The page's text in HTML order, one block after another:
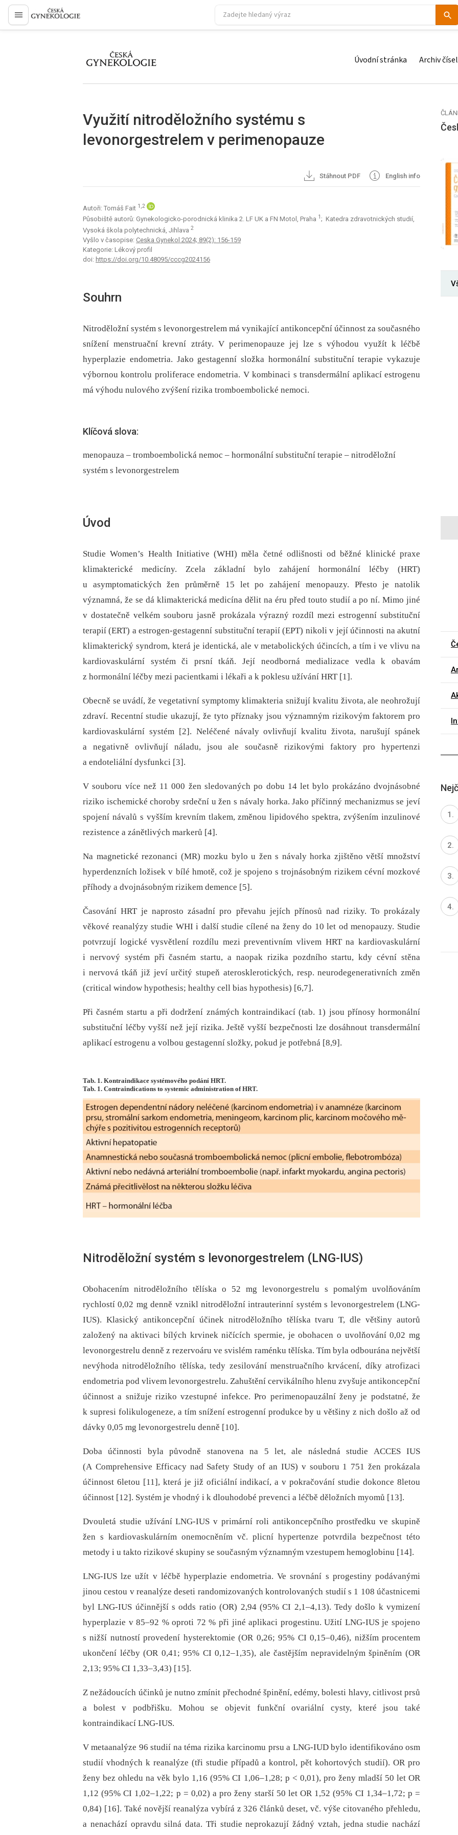
proLékaře.cz
proLékaře.cz Úvodní stránka Archiv čísel
Využití nitroděložního systému s
levonorgestrelem v perimenopauze
Stáhnout PDF English info
Autoři: Tomáš Fait 1,2
Působiště autorů: Gynekologicko-porodnická klinika 2. LF UK a FN Motol, Praha 1 ; Katedra zdravotnických studií,
Vysoká škola polytechnická, Jihlava 2
Vyšlo v časopise: Ceska Gynekol 2024; 89(2): 156-159
Kategorie: Lékový profil
doi: https://doi.org/10.48095/cccg2024156
Souhrn
Nitroděložní systém s levonorgestrelem má vynikající antikoncepční účinnost za současného
snížení menstruační krevní ztráty. V perimenopauze jej lze s výhodou využít k léčbě
hyperplazie endometria. Jako gestagenní složka hormonální substituční terapie vykazuje
výbornou kontrolu proliferace endometria. V kombinaci s transdermální aplikací estrogenu
má výhodu nulového zvýšení rizika tromboembolické nemoci.
Klíčová slova:
menopauza – tromboembolická nemoc – hormonální substituční terapie – nitroděložní
systém s levonorgestrelem
Úvod
Studie Women’s Health Initiative (WHI) měla četné odlišnosti od běžné klinické praxe
klimakterické medicíny. Zcela základní bylo zahájení hormonální léčby (HRT)
u asymptomatických žen průměrně 15 let po zahájení menopauzy. Přesto je natolik
významná, že se dá klimakterická medicína dělit na éru před touto studií a po ní. Mimo jiné
v dostatečně velkém souboru jasně prokázala výrazný rozdíl mezi estrogenní substituční
terapií (ERT) a estrogen-gestagenní substituční terapií (EPT) nikoli v její účinnosti na akutní
klimakterický syndrom, která je identická, ale v metabolických účincích, a tím i ve vlivu na
kardiovaskulární systém či prsní tkáň. Její neodborná medializace vedla k obavám
z hormonální léčby mezi pacientkami i lékaři a k poklesu užívání HRT [1].
Obecně se uvádí, že vegetativní symptomy klimakteria snižují kvalitu života, ale neohrožují
zdraví. Recentní studie ukazují, že tyto příznaky jsou významným rizikovým faktorem pro
kardiovaskulární systém [2]. Neléčené návaly ovlivňují kvalitu života, narušují spánek
a negativně ovlivňují náladu, jsou ale současně rizikovými faktory pro hypertenzi
a endoteliální dysfunkci [3].
V souboru více než 11 000 žen sledovaných po dobu 14 let bylo prokázáno dvojnásobné
riziko ischemické choroby srdeční u žen s návaly horka. Jako příčinný mechanizmus se jeví
spojení návalů s vyšším krevním tlakem, změnou lipidového spektra, zvýšením inzulinové
rezistence a zánětlivých markerů [4].
Na magnetické rezonanci (MR) mozku bylo u žen s návaly horka zjištěno větší množství
hyperdenzních ložisek v bílé hmotě, což je spojeno s trojnásobným rizikem cévní mozkové
příhody a dvojnásobným rizikem demence [5].
Časování HRT je naprosto zásadní pro převahu jejích přínosů nad riziky. To prokázaly
věkové reanalýzy studie WHI i další studie cílené na ženy do 10 let od menopauzy. Studie
potvrzují logické vysvětlení rozdílu mezi preventivním vlivem HRT na kardiovaskulární
i nervový systém při časném startu, a naopak rizika pozdního startu, kdy cévní stěna
i nervová tkáň již jeví určitý stupeň aterosklerotických, resp. neurodegenerativních změn
(critical window hypothesis; healthy cell bias hypothesis) [6,7].
Při časném startu a při dodržení známých kontraindikací (tab. 1) jsou přínosy hormonální
substituční léčby vyšší než její rizika. Ještě vyšší bezpečnosti lze dosáhnout transdermální
aplikací estrogenu a volbou gestagenní složky, pokud je potřebná [8,9].
Tab. 1. Kontraindikace systémového podání HRT.
Tab. 1. Contraindications to systemic administration of HRT.
Nitroděložní systém s levonorgestrelem (LNG-IUS)
Obohacením nitroděložního tělíska o 52 mg levonorgestrelu s pomalým uvolňováním
rychlostí 0,02 mg denně vznikl nitroděložní intrauterinní systém s levonorgestrelem (LNG-
IUS). Klasický antikoncepční účinek nitroděložního tělíska tvaru T, dle většiny autorů
založený na aktivaci bílých krvinek ničících spermie, je obohacen o uvolňování 0,02 mg
levonorgestrelu denně z rezervoáru ve svislém raménku tělíska. Tím byla odbourána největší
nevýhoda nitroděložního tělíska, tedy zesilování menstruačního krvácení, díky atrofizaci
endometria pod vlivem levonorgestrelu. Zahuštění cervikálního hlenu zvyšuje antikoncepční
účinnost a snižuje riziko vzestupné infekce. Pro perimenopauzální ženy je podstatné, že
k supresi folikulogeneze, a tím snížení estrogenní produkce by u většiny z nich došlo až od
dávky 0,05 mg levonorgestrelu denně [10].
Doba účinnosti byla původně stanovena na 5 let, ale následná studie ACCES IUS
(A Comprehensive Efficacy nad Safety Study of an IUS) v souboru 1 751 žen prokázala
účinnost 6letou [11], která je již oficiální indikací, a v pokračování studie dokonce 8letou
účinnost [12]. Systém je vhodný i k dlouhodobé prevenci a léčbě děložních myomů [13].
Dvouletá studie užívání LNG-IUS v primární roli antikoncepčního prostředku ve skupině
žen s kardiovaskulárním onemocněním vč. plicní hypertenze potvrdila bezpečnost této
metody i u takto rizikové skupiny se současným významným vzestupem hemoglobinu [14].
LNG-IUS lze užít v léčbě hyperplazie endometria. Ve srovnání s progestiny podávanými
jinou cestou v reanalýze deseti randomizovaných kontrolovaných studií s 1 108 účastnicemi
byl LNG-IUS účinnější s odds ratio (OR) 2,94 (95% CI 2,1–4,13). Tedy došlo k vymizení
hyperplazie v 85–92 % oproti 72 % při jiné aplikaci progestinu. Užití LNG-IUS je spojeno
s nižší nutností provedení hysterektomie (OR 0,26; 95% CI 0,15–0,46), nižším procentem
ukončení léčby (OR 0,41; 95% CI 0,12–1,35), ale častějším nepravidelným špiněním (OR
2,13; 95% CI 1,33–3,43) [15].
Z nežádoucích účinků je nutno zmínit přechodné špinění, edémy, bolesti hlavy, citlivost prsů
a bolest v podbřišku. Mohou se objevit funkční ovariální cysty, které jsou také
kontraindikací LNG-IUS.
V metaanalýze 96 studií na téma rizika karcinomu prsu a LNG-IUD bylo identifikováno osm
studií vhodných k reanalýze (tři studie případů a kontrol, pět kohortových studií). OR pro
ženy bez ohledu na věk bylo 1,16 (95% CI 1,06–1,28; p < 0,01), pro ženy mladší 50 let OR
1,12 (95% CI 1,02–1,22; p = 0,02) a pro ženy starší 50 let OR 1,52 (95% CI 1,34–1,72; p =
0,84) [16]. Také novější reanalýza vybírá z 326 článků deset, vč. výše citovaného přehledu,
a nenachází opravdu silná data. Tři studie neprokazují žádný vztah, jedna studie nachází